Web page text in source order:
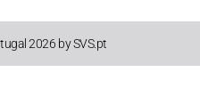
2026 by SVS.pt